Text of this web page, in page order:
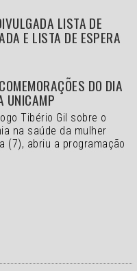
LISTA DE
E LISTA DE ESPERA
DO DIA
UNICAMP
Tibério Gil sobre o
na saúde da mulher
(7), abriu a programação